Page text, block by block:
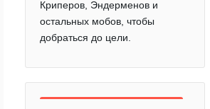
Криперов, Эндерменов и
остальных мобов, чтобы
добраться до цели.